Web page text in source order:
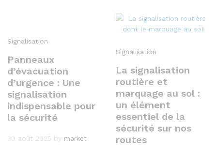
Signalisation
Panneaux
d’évacuation
d’urgence : Une
signalisation
indispensable pour
la sécurité
30 août 2025 by market
Signalisation
La signalisation
routière et
marquage au sol :
un élément
essentiel de la
sécurité sur nos
routes